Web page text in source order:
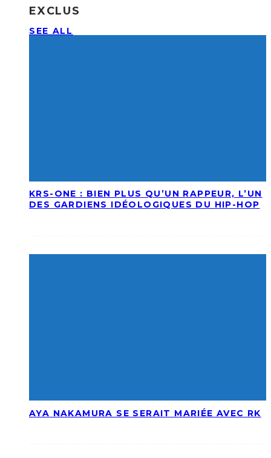
EXCLUS
SEE ALL
KRS-ONE : BIEN PLUS QU’UN RAPPEUR, L’UN
DES GARDIENS IDÉOLOGIQUES DU HIP-HOP
AYA NAKAMURA SE SERAIT MARIÉE AVEC RK